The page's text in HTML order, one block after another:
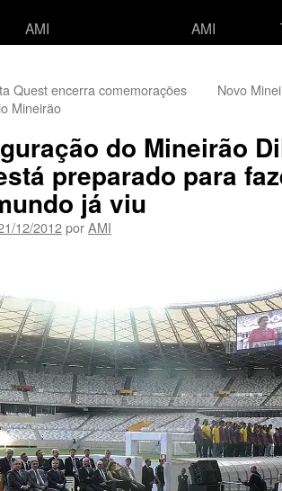
AMI
AMI
Quest encerra comemorações
Mineirão
Novo
do Mineirão
preparado para
já viu
12/2012porAMI